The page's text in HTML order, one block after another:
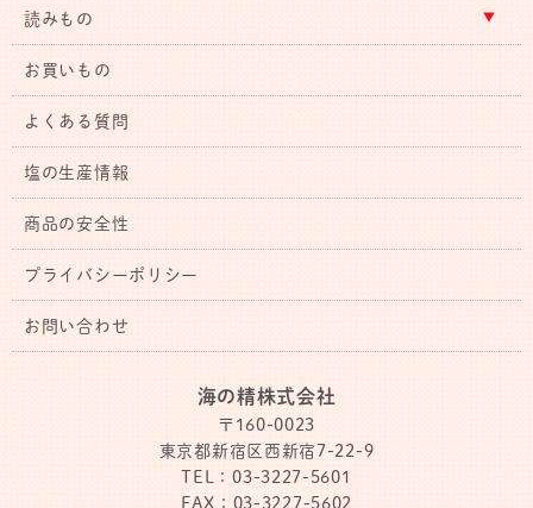
読みもの
お買いもの
よくある質問
塩の生産情報
商品の安全性
プライバシーポリシー
お問い合わせ
海の精株式会社
〒160-0023
東京都新宿区西新宿7-22-9
TEL：03-3227-5601
FAX：03-3227-5602